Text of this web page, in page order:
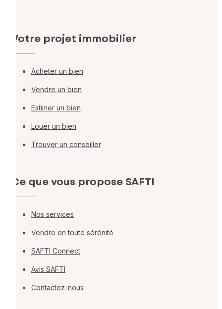
Votre projet immobilier
Acheter un bien
Vendre un bien
Estimer un bien
Louer un bien
Trouver un conseiller
Ce que vous propose SAFTI
Nos services
Vendre en toute sérénité
SAFTI Connect
Avis SAFTI
Contactez-nous